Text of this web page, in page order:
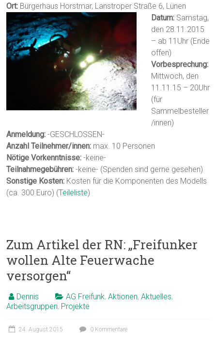
Ort: Bürgerhaus Horstmar, Lanstroper Straße 6, Lünen
Datum: Samstag,
den 28.11.2015
– ab 11Uhr (Ende
offen)
Vorbesprechung:
Mittwoch, den
11.11.15 – 20Uhr
(für
Sammelbesteller
/innen)
Anmeldung: -GESCHLOSSEN-
Anzahl Teilnehmer/innen: max. 10 Personen
Nötige Vorkenntnisse:-keine-
Teilnahmegebühren: -keine- (Spenden sind gerne gesehen)
Sonstige Kosten: Kosten für die Komponenten des Modells
(ca. 300 Euro) (Teileliste)
Zum Artikel der RN: „Freifunker
wollen Alte Feuerwache
versorgen“
Dennis AG Freifunk,Aktionen,Aktuelles,
Arbeitsgruppen, Projekte
24. August 2015 0 Kommentare